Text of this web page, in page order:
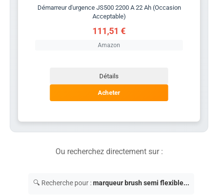
Démarreur d'urgence JS500 2200 A 22 Ah (Occasion
Acceptable)
111,51 €
Amazon
Détails
Acheter
Ou recherchez directement sur :
🔍 Recherche pour :marqueur brush semi flexible...